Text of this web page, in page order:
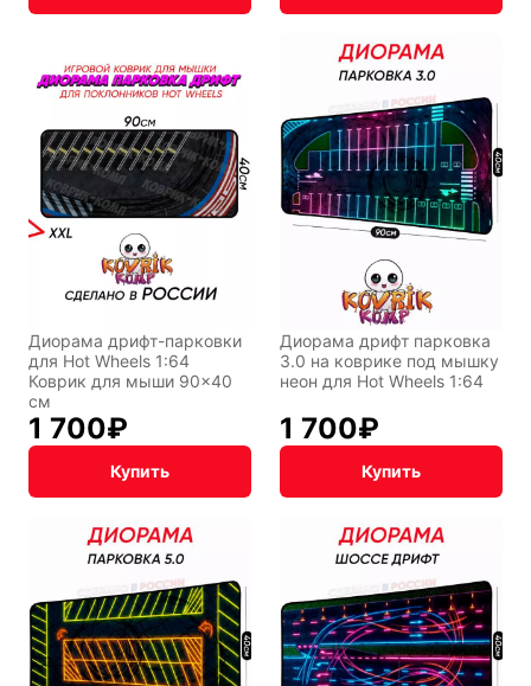
Диорама дрифт-парковки
для Hot Wheels 1:64
Коврик для мыши 90×40
см
1 700₽
Купить
Диорама дрифт парковка
3.0 на коврике под мышку
неон для Hot Wheels 1:64
1 700₽
Купить
Символы
года
Hot Wheels
Горячие
клавиши
Профессии
Карташева
ковра